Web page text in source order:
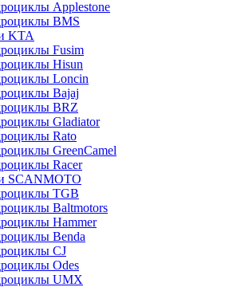
Applestone
BMS
KTA
Fusim
Hisun
Loncin
Bajaj
BRZ
Gladiator
Rato
GreenCamel
Racer
SCANMOTO
TGB
Baltmotors
Hammer
Benda
CJ
Odes
UMX